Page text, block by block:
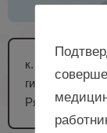
к. м. н.,
гинекологии
Рязань